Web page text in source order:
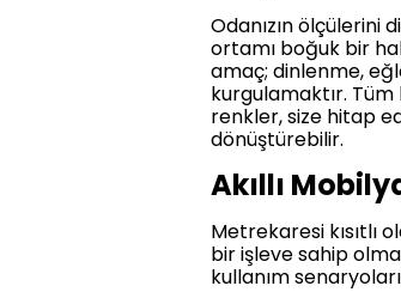
Odanızın ölçülerini
ortamı boğuk bir
amaç; dinlenme,
kurgulamaktır. Tüm
renkler, size hitap
dönüştürebilir.
Akıllı
Metrekaresi kısıtlı
bir işleve sahip
kullanım